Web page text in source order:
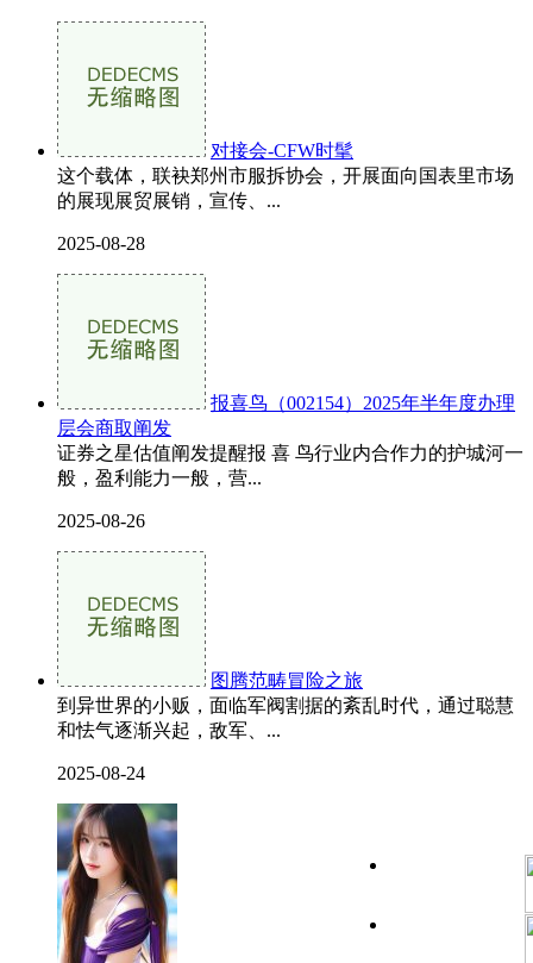
对接会-CFW时髦
这个载体，联袂郑州市服拆协会，开展面向国表里市场
的展现展贸展销，宣传、...
2025-08-28
报喜鸟（002154）2025年半年度办理
层会商取阐发
证券之星估值阐发提醒报 喜 鸟行业内合作力的护城河一
般，盈利能力一般，营...
2025-08-26
图腾范畴冒险之旅
到异世界的小贩，面临军阀割据的紊乱时代，通过聪慧
和怯气逐渐兴起，敌军、...
2025-08-24